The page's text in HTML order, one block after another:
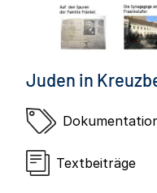
Juden in
Textbeiträge